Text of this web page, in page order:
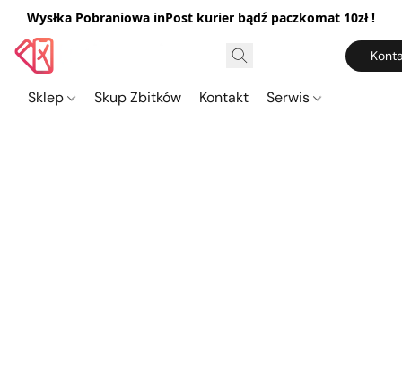
Wysłka Pobraniowa inPost kurier bądź paczkomat 10zł !
Sklep Skup Zbitków Kontakt Serwis